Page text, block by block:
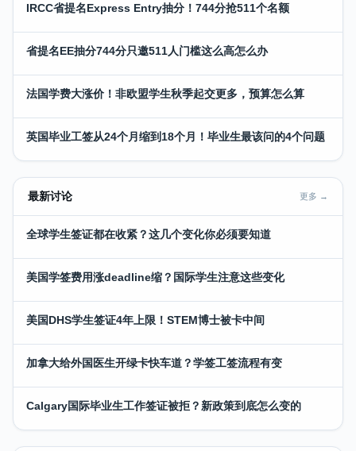
IRCC省提名Express Entry抽分！744分抢511个名额
省提名EE抽分744分只邀511人门槛这么高怎么办
法国学费大涨价！非欧盟学生秋季起交更多，预算怎么算
英国毕业工签从24个月缩到18个月！毕业生最该问的4个问题
最新讨论 更多 →
全球学生签证都在收紧？这几个变化你必须要知道
美国学签费用涨deadline缩？国际学生注意这些变化
美国DHS学生签证4年上限！STEM博士被卡中间
加拿大给外国医生开绿卡快车道？学签工签流程有变
Calgary国际毕业生工作签证被拒？新政策到底怎么变的